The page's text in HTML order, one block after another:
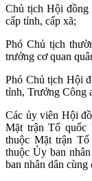
Chủ tịch Hội đồng
cấp tỉnh, cấp xã;
Phó Chủ tịch
trưởng cơ quan
Phó Chủ tịch Hội
tỉnh, Trưởng Công
Các ủy viên Hội
Mặt trận Tổ
thuộc Mặt trận
thuộc Ủy ban
ban nhân dân cùng